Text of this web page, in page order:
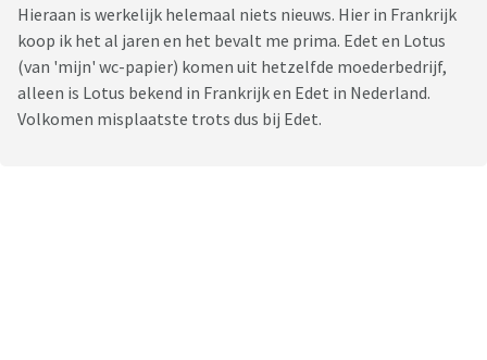
Hieraan is werkelijk helemaal niets nieuws. Hier in Frankrijk
koop ik het al jaren en het bevalt me prima. Edet en Lotus
(van 'mijn' wc-papier) komen uit hetzelfde moederbedrijf,
alleen is Lotus bekend in Frankrijk en Edet in Nederland.
Volkomen misplaatste trots dus bij Edet.